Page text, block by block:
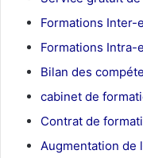
Formations
Formations
Bilan des
cabinet de
Contrat de
Augmentation de